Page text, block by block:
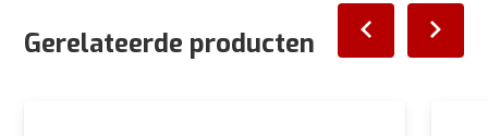
Gerelateerde producten